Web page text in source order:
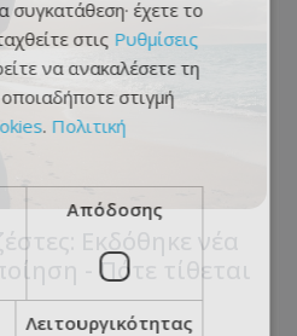
Εκδόθηκε νέα
- Πότε τίθεται
συγκατάθεση· έχετε το
στις Ρυθμίσεις
να ανακαλέσετε τη
στιγμή
. Πολιτική
Απόδοσης
Λειτουργικότητας